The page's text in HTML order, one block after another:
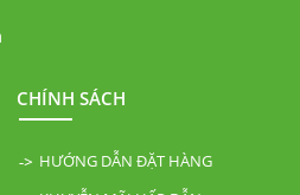
CHÍNH SÁCH
HƯỚNG DẪN ĐẶT HÀNG